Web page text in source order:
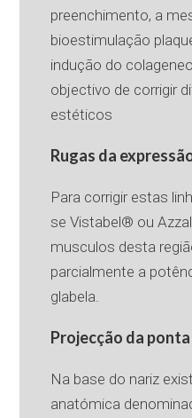
preenchimento, a
bioestimulação
indução do
objectivo de corrigir
estéticos
Rugas da
Para corrigir estas
se Vistabel® ou
musculos desta
parcialmente a
glabela.
Projecção da
Na base do nariz
anatómica